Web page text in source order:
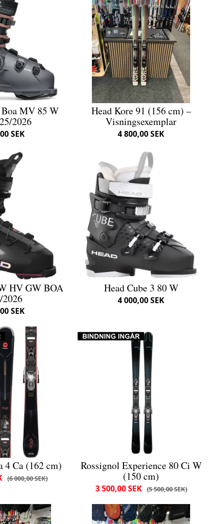
MV 85 W
2026
SEK
Head Kore 91 (156 cm) –
Visningsexemplar
4 800,00 SEK
HV GW BOA
2026
SEK
Head Cube 3 80 W
4 000,00 SEK
4 Ca (162 cm)
6 000,00 SEK
Rossignol Experience 80 Ci W
(150 cm)
5 500,00 SEK
3 500,00 SEK